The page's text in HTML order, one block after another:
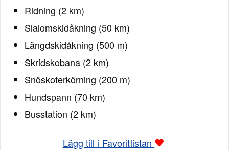
Ridning (2 km)
Slalomskidåkning (50 km)
Längdskidåkning (500 m)
Skridskobana (2 km)
Snöskoterkörning (200 m)
Hundspann (70 km)
Busstation (2 km)
Lägg till i Favoritlistan